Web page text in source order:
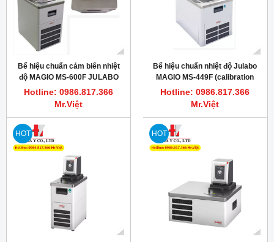
Bể hiệu chuẩn cảm biến nhiệt
độ MAGIO MS-600F JULABO
Hotline: 0986.817.366
Mr.Việt
Bể hiệu chuẩn nhiệt độ Julabo
MAGIO MS-449F (calibration
bath)
Hotline: 0986.817.366
Mr.Việt
HOT HOT